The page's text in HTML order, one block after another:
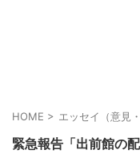
HOME > エッセイ（意見
緊急報告「出前館の